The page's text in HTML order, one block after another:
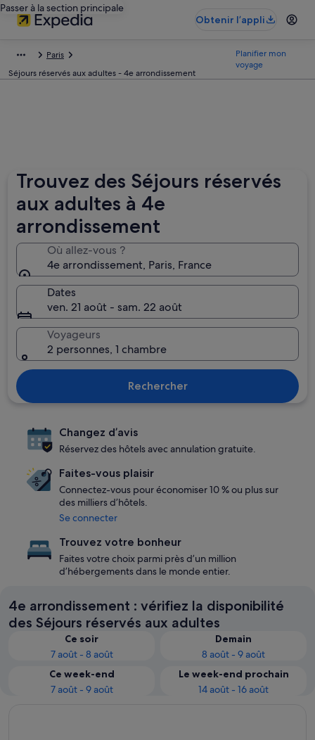
Passer à la section principale
Obtenir l’appli
Paris
Séjours réservés aux adultes - 4e arrondissement
Planifier mon
voyage
Trouvez des Séjours réservés
aux adultes à 4e
arrondissement
Où allez-vous ?
4e arrondissement, Paris, France
Dates
ven. 21 août - sam. 22 août
Voyageurs
2 personnes, 1 chambre
Rechercher
Changez d’avis
Réservez des hôtels avec annulation gratuite.
Faites-vous plaisir
Connectez-vous pour économiser 10 % ou plus sur
des milliers d’hôtels.
Se connecter
Trouvez votre bonheur
Faites votre choix parmi près d’un million
d’hébergements dans le monde entier.
4e arrondissement : vérifiez la disponibilité
des Séjours réservés aux adultes
Ce soir
7 août - 8 août
Demain
8 août - 9 août
Ce week-end
7 août - 9 août
Le week-end prochain
14 août - 16 août